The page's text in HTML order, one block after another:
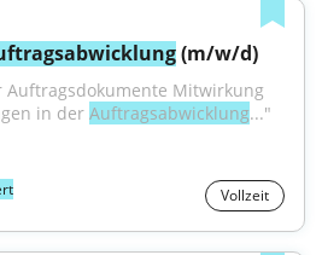
(m/w/d)
Auftragsdokumente Mitwirkung
in der Auftragsabwicklung..."
Vollzeit